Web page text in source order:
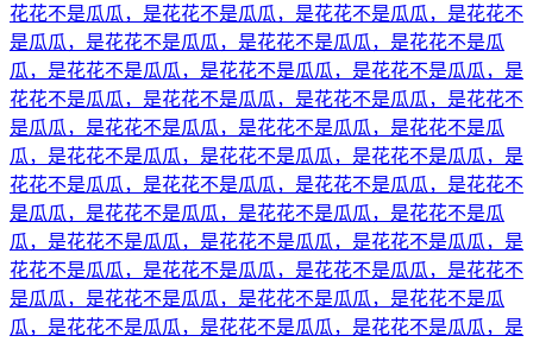
花花不是瓜瓜，是花花不是瓜瓜，是花花不是瓜瓜，是花花不
是瓜瓜，是花花不是瓜瓜，是花花不是瓜瓜，是花花不是瓜
瓜，是花花不是瓜瓜，是花花不是瓜瓜，是花花不是瓜瓜，是
花花不是瓜瓜，是花花不是瓜瓜，是花花不是瓜瓜，是花花不
是瓜瓜，是花花不是瓜瓜，是花花不是瓜瓜，是花花不是瓜
瓜，是花花不是瓜瓜，是花花不是瓜瓜，是花花不是瓜瓜，是
花花不是瓜瓜，是花花不是瓜瓜，是花花不是瓜瓜，是花花不
是瓜瓜，是花花不是瓜瓜，是花花不是瓜瓜，是花花不是瓜
瓜，是花花不是瓜瓜，是花花不是瓜瓜，是花花不是瓜瓜，是
花花不是瓜瓜，是花花不是瓜瓜，是花花不是瓜瓜，是花花不
是瓜瓜，是花花不是瓜瓜，是花花不是瓜瓜，是花花不是瓜
瓜，是花花不是瓜瓜，是花花不是瓜瓜，是花花不是瓜瓜，是